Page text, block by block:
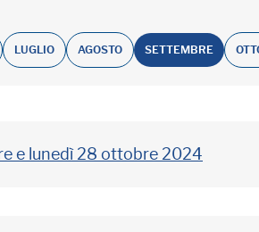
LUGLIO AGOSTO SETTEMBRE
e lunedì 28 ottobre 2024